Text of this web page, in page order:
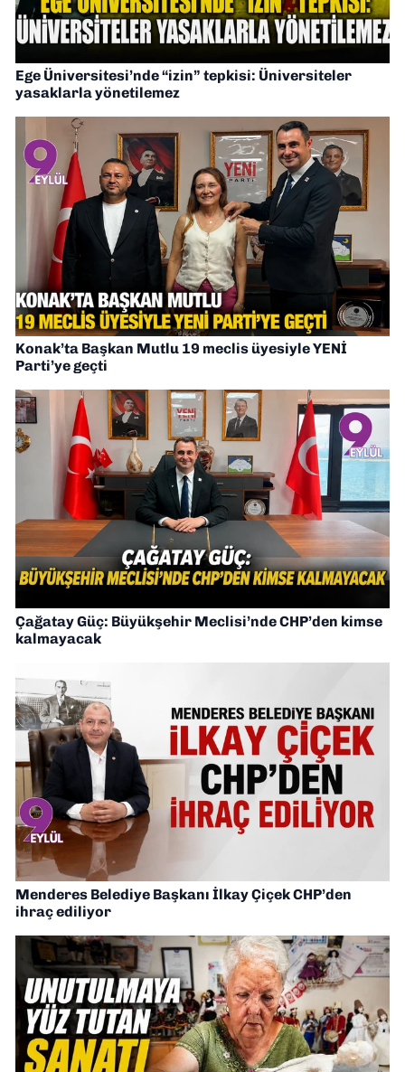
Ege Üniversitesi’nde “izin” tepkisi: Üniversiteler
yasaklarla yönetilemez
Konak’ta Başkan Mutlu 19 meclis üyesiyle YENİ
Parti’ye geçti
Çağatay Güç: Büyükşehir Meclisi’nde CHP’den kimse
kalmayacak
Menderes Belediye Başkanı İlkay Çiçek CHP’den
ihraç ediliyor